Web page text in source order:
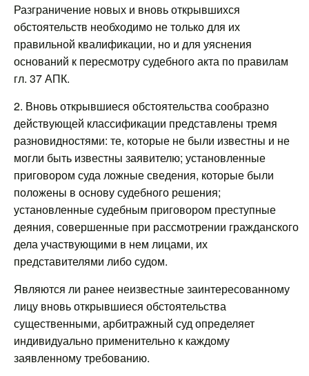
Разграничение новых и вновь открывшихся
обстоятельств необходимо не только для их
правильной квалификации, но и для уяснения
оснований к пересмотру судебного акта по правилам
гл. 37 АПК.
2. Вновь открывшиеся обстоятельства сообразно
действующей классификации представлены тремя
разновидностями: те, которые не были известны и не
могли быть известны заявителю; установленные
приговором суда ложные сведения, которые были
положены в основу судебного решения;
установленные судебным приговором преступные
деяния, совершенные при рассмотрении гражданского
дела участвующими в нем лицами, их
представителями либо судом.
Являются ли ранее неизвестные заинтересованному
лицу вновь открывшиеся обстоятельства
существенными, арбитражный суд определяет
индивидуально применительно к каждому
заявленному требованию.